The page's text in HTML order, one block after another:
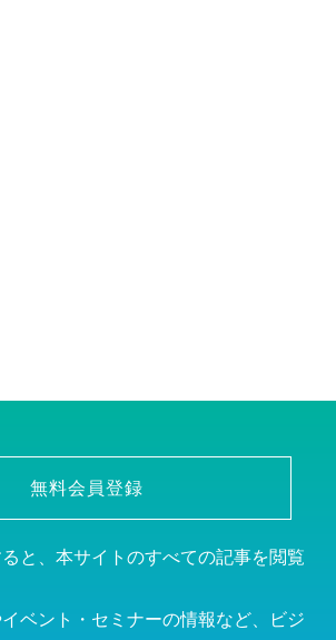
無料会員登録
と、本サイトのすべての記事を閲覧
ベント・セミナーの情報など、ビジ